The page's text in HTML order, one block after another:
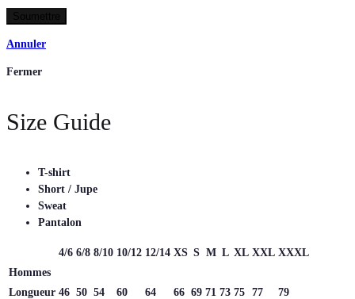
Annuler
Fermer
Size Guide
T-shirt
Short / Jupe
Sweat
Pantalon
4/6 6/8 8/10 10/12 12/14 XS S M L XL XXL XXXL
Hommes
Longueur 46 50 54 60 64 66 69 71 73 75 77
79